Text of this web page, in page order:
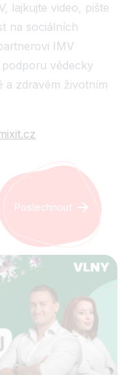
lajkujte video, pište
na sociálních
IMV
vědecky
a zdravém životním
Poslechnout